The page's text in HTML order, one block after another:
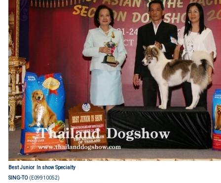
Best Junior
In show Specialty
SING-TO (E09910052)